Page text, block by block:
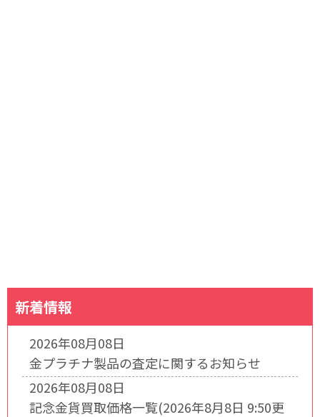
新着情報
2026年08月08日
金プラチナ製品の査定に関するお知らせ
2026年08月08日
記念金貨買取価格一覧(2026年8月8日 9:50更